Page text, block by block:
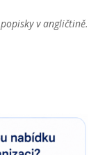
v angličtině.